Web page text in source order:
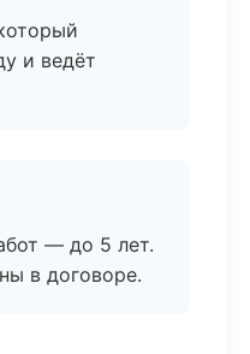
и ведёт
— до 5 лет.
в договоре.